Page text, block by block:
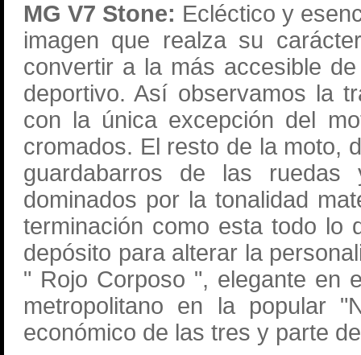
MG V7 Stone: Ecléctico y
imagen que realza su
convertir a la más accesible
deportivo. Así observamos la
con la única excepción del
cromados. El resto de la moto,
guardabarros de las
dominados por la tonalidad
terminación como esta todo lo
depósito para alterar la
" Rojo Corposo ", elegante en
metropolitano en la popular
económico de las tres y parte